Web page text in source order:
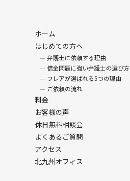
ホーム
はじめての方へ
弁護士に依頼する理由
借金問題に強い弁護士の選び方
フレアが選ばれる5つの理由
ご依頼の流れ
料金
お客様の声
休日無料相談会
よくあるご質問
アクセス
北九州オフィス